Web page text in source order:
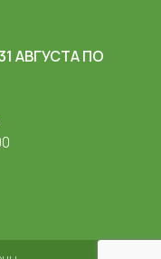
АВГУСТА ПО